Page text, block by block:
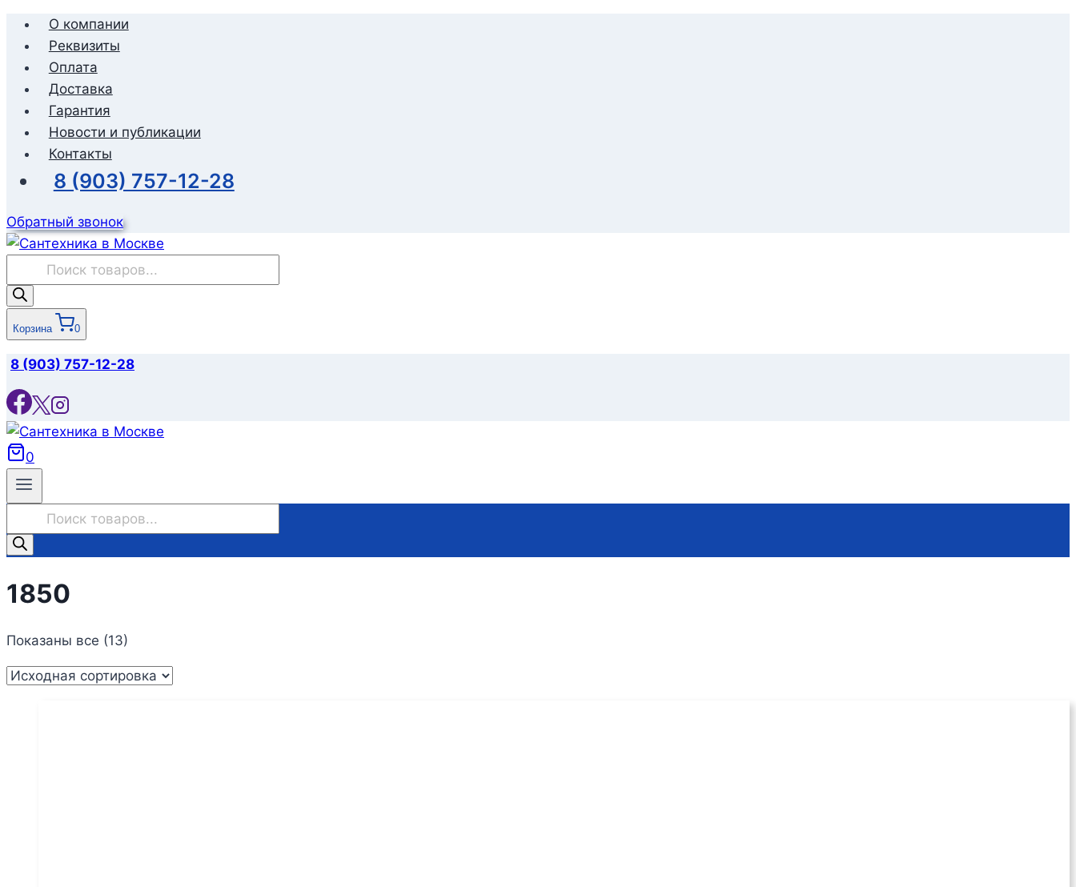
Перейти
содержимому
О компании
Реквизиты
Оплата
Доставка
Гарантия
Новости и публикации
Контакты
8 (903) 757-12-28
Обратный звонок
товаров
Корзина 0
8 (903) 757-12-28
0
товаров
1850
Показаны все (13)